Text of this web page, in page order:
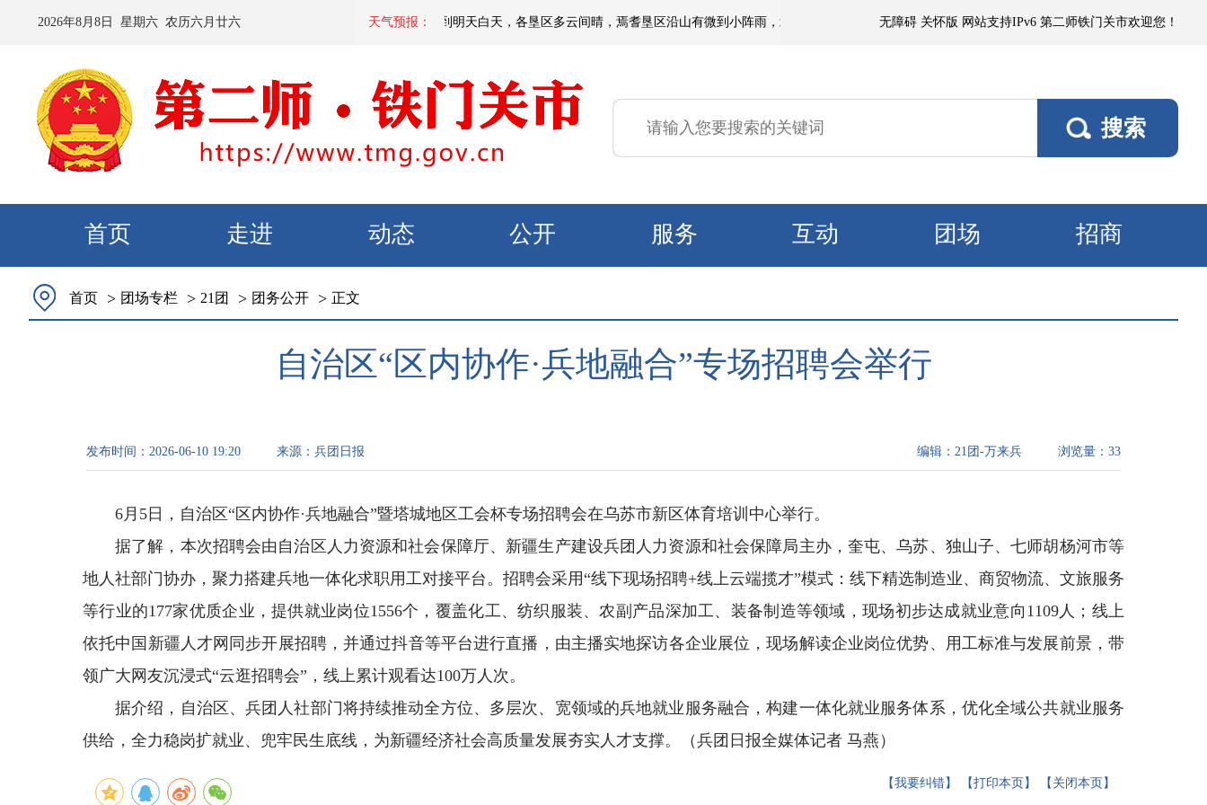
2026年8月 8 日 星期六 农历六月廿六 天气预报：
预计：今天夜间到明天白天，各垦区多云间晴，焉耆垦区沿山有微到小阵雨，北部垦区风力3～4级、阵风5～6级；塔里木垦区、且若垦区有浮尘或短时
无障碍 关怀版 网站支持IPv6 第二师铁门关市欢迎您！
首页 走进 动态 公开 服务 互动 团场 招商
首页 > 团场专栏 > 21团 > 团务公开 > 正文
自治区“区内协作·兵地融合”专场招聘会举行
发布时间： 2026-06-10 19:20 来源： 兵团日报 浏览量： 33
编辑： 21团-万来兵
6月5日，自治区“区内协作·兵地融合”暨塔城地区工会杯专场招聘会在乌苏市新区体育培训中心举行。
据了解，本次招聘会由自治区人力资源和社会保障厅、新疆生产建设兵团人力资源和社会保障局主办，奎屯、乌苏、独山子、七师胡杨河市等
地人社部门协办，聚力搭建兵地一体化求职用工对接平台。招聘会采用“线下现场招聘+线上云端揽才”模式：线下精选制造业、商贸物流、文旅服务
等行业的177家优质企业，提供就业岗位1556个，覆盖化工、纺织服装、农副产品深加工、装备制造等领域，现场初步达成就业意向1109人；线上
依托中国新疆人才网同步开展招聘，并通过抖音等平台进行直播，由主播实地探访各企业展位，现场解读企业岗位优势、用工标准与发展前景，带
领广大网友沉浸式“云逛招聘会”，线上累计观看达100万人次。
据介绍，自治区、兵团人社部门将持续推动全方位、多层次、宽领域的兵地就业服务融合，构建一体化就业服务体系，优化全域公共就业服务
供给，全力稳岗扩就业、兜牢民生底线，为新疆经济社会高质量发展夯实人才支撑。（兵团日报全媒体记者 马燕）
【我要纠错】 【打印本页】 【关闭本页】